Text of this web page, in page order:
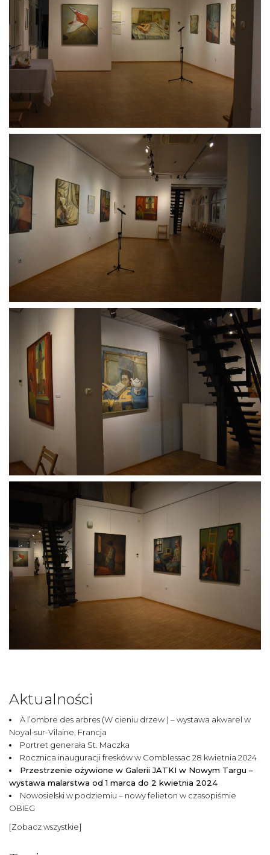
Aktualności
À l’ombre des arbres (W cieniu drzew ) – wystawa akwarel w
Noyal-sur-Vilaine, Francja
Portret generała St. Maczka
Rocznica inauguracji fresków w Comblessac 28 kwietnia 2024
Przestrzenie ożywione w Galerii JATKI w Nowym Targu –
wystawa malarstwa od 1 marca do 2 kwietnia 2024
Nowosielski w podziemiu – nowy felieton w czasopiśmie
OBIEG
[Zobacz wszystkie]